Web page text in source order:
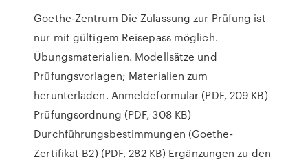
Goethe-Zentrum Die Zulassung zur Prüfung ist
nur mit gültigem Reisepass möglich.
Übungsmaterialien. Modellsätze und
Prüfungsvorlagen; Materialien zum
herunterladen. Anmeldeformular (PDF, 209 KB)
Prüfungsordnung (PDF, 308 KB)
Durchführungsbestimmungen (Goethe-
Zertifikat B2) (PDF, 282 KB) Ergänzungen zu den